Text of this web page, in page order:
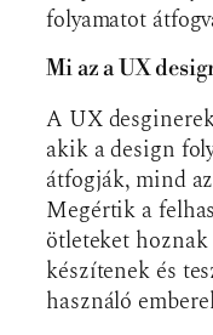
folyamatot
Mi az a UX
A UX
akik a design
átfogják, mind
Megértik a
ötleteket
készítenek és
használó